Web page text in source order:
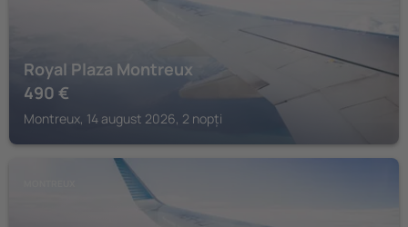
Royal Plaza Montreux
490 €
Montreux, 14 august 2026, 2 nopți